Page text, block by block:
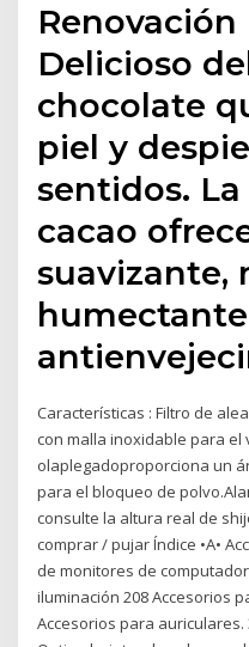
Delicioso
chocolate
piel y
sentidos.
cacao
suavizante,
Características : Filtro de
con malla inoxidable para el
olaplegadoproporciona un
para el bloqueo de
consulte la altura real de
comprar / pujar Índice •A•
de monitores de
iluminación 208 Accesorios
Accesorios para